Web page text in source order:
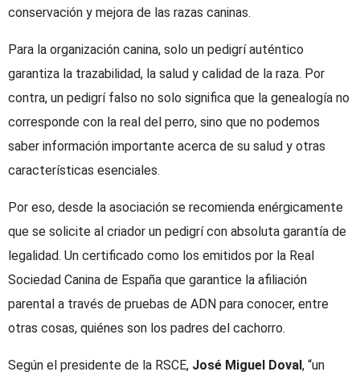
conservación y mejora de las razas caninas.
Para la organización canina, solo un pedigrí auténtico
garantiza la trazabilidad, la salud y calidad de la raza. Por
contra, un pedigrí falso no solo significa que la genealogía no
corresponde con la real del perro, sino que no podemos
saber información importante acerca de su salud y otras
características esenciales.
Por eso, desde la asociación se recomienda enérgicamente
que se solicite al criador un pedigrí con absoluta garantía de
legalidad. Un certificado como los emitidos por la Real
Sociedad Canina de España que garantice la afiliación
parental a través de pruebas de ADN para conocer, entre
otras cosas, quiénes son los padres del cachorro.
Según el presidente de la RSCE, José Miguel Doval, “un